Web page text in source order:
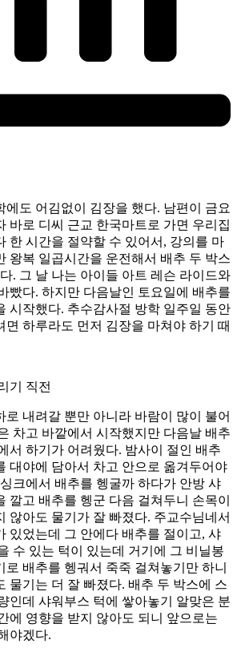
에도 어김없이 김장을 했다. 남편이 금요
바로 디씨 근교 한국마트로 가면 우리집
한 시간을 절약할 수 있어서, 강의를 마
왕복 일곱시간을 운전해서 배추 두 박스
. 그 날 나는 아이들 아트 레슨 라이드와
빴다. 하지만 다음날인 토요일에 배추를
시작했다. 추수감사절 방학 일주일 동안
면 하루라도 먼저 김장을 마쳐야 하기 때
기 직전
로 내려갈 뿐만 아니라 바람이 많이 불어
차고 바깥에서 시작했지만 다음날 배추
서 하기가 어려웠다. 밤사이 절인 배추
대야에 담아서 차고 안으로 옮겨두어야
크에서 배추를 헹굴까 하다가 안방 샤
깔고 배추를 헹군 다음 걸쳐두니 손목이
않아도 물기가 잘 빠졌다. 주교수님네서
있었는데 그 안에다 배추를 절이고, 샤
수 있는 턱이 있는데 거기에 그 비닐봉
로 배추를 헹궈서 죽죽 걸쳐놓기만 하니
물기는 더 잘 빠졌다. 배추 두 박스에 스
인데 샤워부스 턱에 쌓아놓기 알맞은 분
에 영향을 받지 않아도 되니 앞으로는
야겠다.